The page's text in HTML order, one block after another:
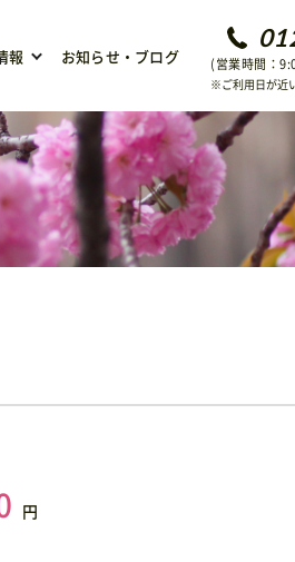
報 お知らせ・ブログ (営業時間：
※ご利用日が近
円